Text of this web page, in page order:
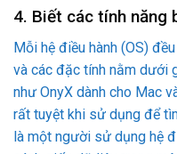
4. Biết các tính năng
Mỗi hệ điều hành (OS)
và các đặc tính nằm dưới
như OnyX dành cho Mac
rất tuyệt khi sử dụng để
là một người sử dụng hệ